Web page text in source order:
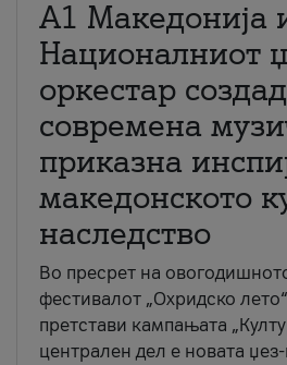
А1 Македонија
Националниот
оркестар
современа
приказна
македонското
наследство
Во пресрет на
фестивалот „Охридско
претстави кампањата
централен дел е новата